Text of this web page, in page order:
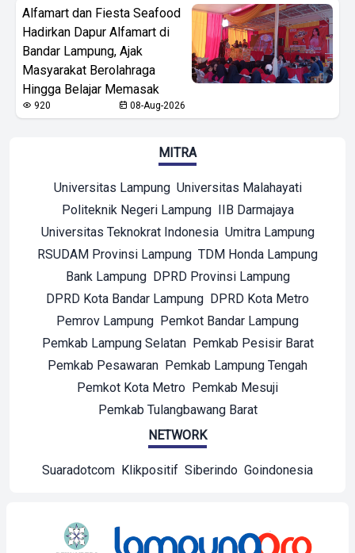
Alfamart dan Fiesta Seafood
Hadirkan Dapur Alfamart di
Bandar Lampung, Ajak
Masyarakat Berolahraga
Hingga Belajar Memasak
920 08-Aug-2026
MITRA
Universitas Lampung Universitas Malahayati
Politeknik Negeri Lampung
IIB Darmajaya
Universitas Teknokrat Indonesia Umitra Lampung
RSUDAM Provinsi Lampung TDM Honda Lampung
Bank Lampung
DPRD Provinsi Lampung
DPRD Kota Bandar Lampung DPRD Kota Metro
Pemrov Lampung Pemkot Bandar Lampung
Pemkab Lampung Selatan
Pemkab Pesisir Barat
Pemkab Pesawaran Pemkab Lampung Tengah
Pemkot Kota Metro Pemkab Mesuji
Pemkab Tulangbawang Barat
NETWORK
Suaradotcom Klikpositif Siberindo Goindonesia